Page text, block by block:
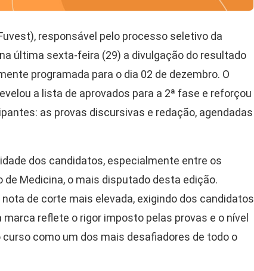
responsável pelo processo seletivo da
última sexta-feira (29) a divulgação do resultado
programada para o dia 02 de dezembro. O
a lista de aprovados para a 2ª fase e reforçou
as provas discursivas e redação, agendadas
dos candidatos, especialmente entre os
Medicina, o mais disputado desta edição.
de corte mais elevada, exigindo dos candidatos
reflete o rigor imposto pelas provas e o nível
como um dos mais desafiadores de todo o